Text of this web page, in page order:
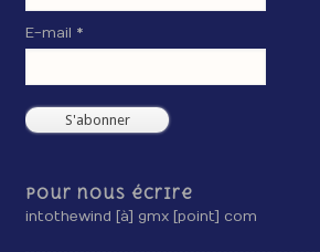
E-mail *
Pour nous écrire
intothewind [à] gmx [point] com